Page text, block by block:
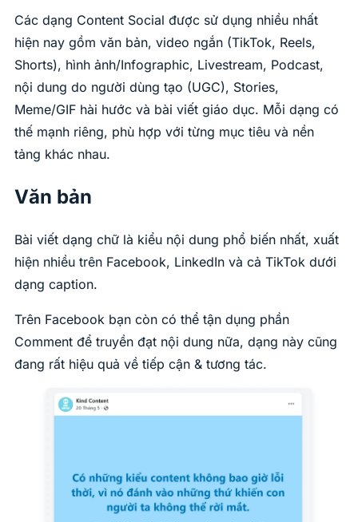
Các dạng Content Social được sử dụng nhiều nhất
hiện nay gồm văn bản, video ngắn (TikTok, Reels,
Shorts), hình ảnh/Infographic, Livestream, Podcast,
nội dung do người dùng tạo (UGC), Stories,
Meme/GIF hài hước và bài viết giáo dục. Mỗi dạng có
thế mạnh riêng, phù hợp với từng mục tiêu và nền
tảng khác nhau.
Văn bản
Bài viết dạng chữ là kiểu nội dung phổ biến nhất, xuất
hiện nhiều trên Facebook, LinkedIn và cả TikTok dưới
dạng caption.
Trên Facebook bạn còn có thể tận dụng phần
Comment để truyền đạt nội dung nữa, dạng này cũng
đang rất hiệu quả về tiếp cận & tương tác.